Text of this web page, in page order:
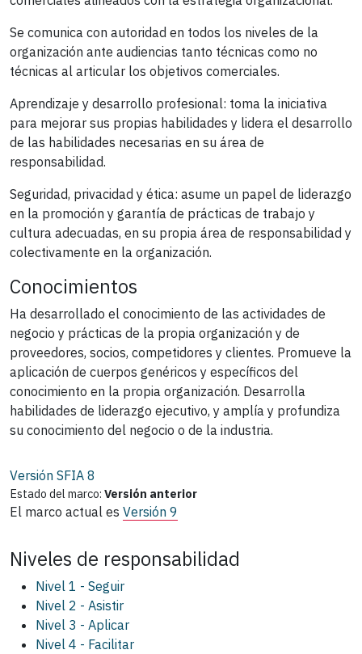
Se comunica con autoridad en todos los niveles de la
organización ante audiencias tanto técnicas como no
técnicas al articular los objetivos comerciales.
Aprendizaje y desarrollo profesional: toma la iniciativa
para mejorar sus propias habilidades y lidera el desarrollo
de las habilidades necesarias en su área de
responsabilidad.
Seguridad, privacidad y ética: asume un papel de liderazgo
en la promoción y garantía de prácticas de trabajo y
cultura adecuadas, en su propia área de responsabilidad y
colectivamente en la organización.
Conocimientos
Ha desarrollado el conocimiento de las actividades de
negocio y prácticas de la propia organización y de
proveedores, socios, competidores y clientes. Promueve la
aplicación de cuerpos genéricos y específicos del
conocimiento en la propia organización. Desarrolla
habilidades de liderazgo ejecutivo, y amplía y profundiza
su conocimiento del negocio o de la industria.
Versión SFIA 8
Estado del marco: Versión anterior
El marco actual es Versión 9
Niveles de responsabilidad
Nivel 1 - Seguir
Nivel 2 - Asistir
Nivel 3 - Aplicar
Nivel 4 - Facilitar